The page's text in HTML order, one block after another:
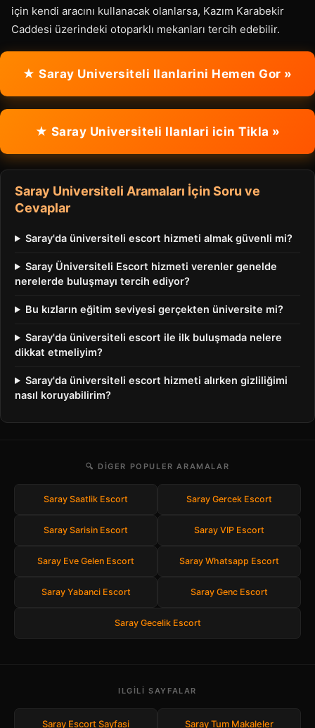
için kendi aracını kullanacak olanlarsa, Kazım Karabekir
Caddesi üzerindeki otoparklı mekanları tercih edebilir.
★ Saray Universiteli Ilanlarini Hemen Gor »
★ Saray Universiteli Ilanlari icin Tikla »
Saray Universiteli Aramaları İçin Soru ve
Cevaplar
Saray'da üniversiteli escort hizmeti almak güvenli mi?
Saray Üniversiteli Escort hizmeti verenler genelde
nerelerde buluşmayı tercih ediyor?
Bu kızların eğitim seviyesi gerçekten üniversite mi?
Saray'da üniversiteli escort ile ilk buluşmada nelere
dikkat etmeliyim?
Saray'da üniversiteli escort hizmeti alırken gizliliğimi
nasıl koruyabilirim?
🔍 DIGER POPULER ARAMALAR
Saray Saatlik Escort Saray Gercek Escort
Saray Sarisin Escort Saray VIP Escort
Saray Eve Gelen Escort Saray Whatsapp Escort
Saray Yabanci Escort Saray Genc Escort
Saray Gecelik Escort
ILGILI SAYFALAR
Saray Escort Sayfasi Saray Tum Makaleler